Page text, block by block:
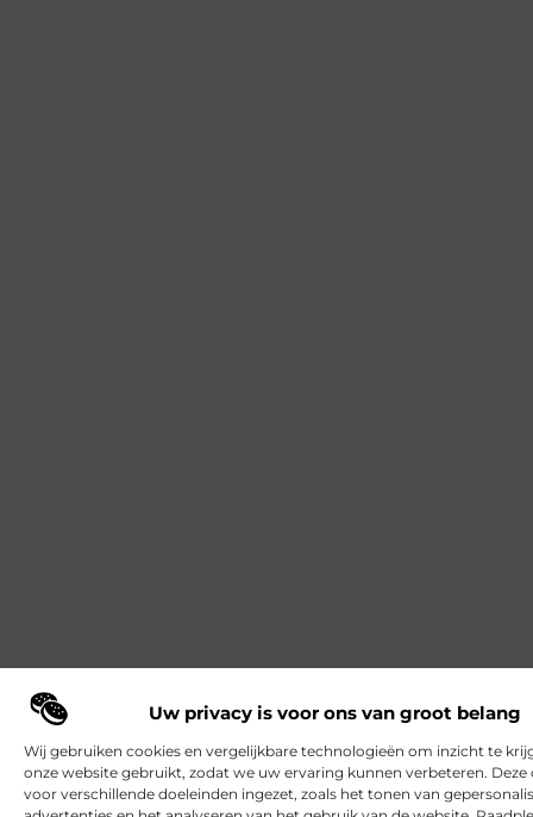
Uw privacy is voor ons van groot belang
Wij gebruiken cookies en vergelijkbare technologieën om inzicht te
onze website gebruikt, zodat we uw ervaring kunnen verbeteren.
voor verschillende doeleinden ingezet, zoals het tonen van